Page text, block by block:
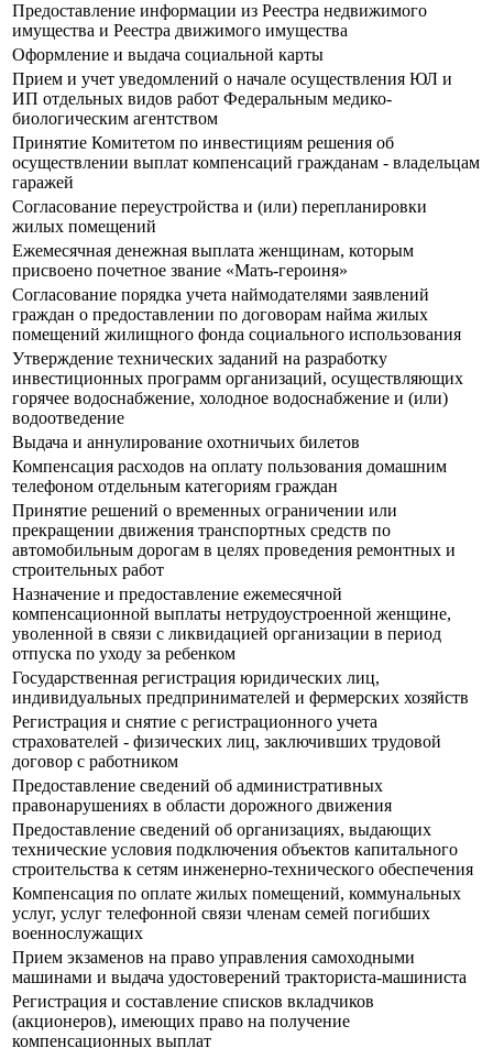
Предоставление информации из Реестра недвижимого
имущества и Реестра движимого имущества
Оформление и выдача социальной карты
Прием и учет уведомлений о начале осуществления ЮЛ и
ИП отдельных видов работ Федеральным медико-
биологическим агентством
Принятие Комитетом по инвестициям решения об
осуществлении выплат компенсаций гражданам - владельцам
гаражей
Согласование переустройства и (или) перепланировки
жилых помещений
Ежемесячная денежная выплата женщинам, которым
присвоено почетное звание «Мать-героиня»
Согласование порядка учета наймодателями заявлений
граждан о предоставлении по договорам найма жилых
помещений жилищного фонда социального использования
Утверждение технических заданий на разработку
инвестиционных программ организаций, осуществляющих
горячее водоснабжение, холодное водоснабжение и (или)
водоотведение
Выдача и аннулирование охотничьих билетов
Компенсация расходов на оплату пользования домашним
телефоном отдельным категориям граждан
Принятие решений о временных ограничении или
прекращении движения транспортных средств по
автомобильным дорогам в целях проведения ремонтных и
строительных работ
Назначение и предоставление ежемесячной
компенсационной выплаты нетрудоустроенной женщине,
уволенной в связи с ликвидацией организации в период
отпуска по уходу за ребенком
Государственная регистрация юридических лиц,
индивидуальных предпринимателей и фермерских хозяйств
Регистрация и снятие с регистрационного учета
страхователей - физических лиц, заключивших трудовой
договор с работником
Предоставление сведений об административных
правонарушениях в области дорожного движения
Предоставление сведений об организациях, выдающих
технические условия подключения объектов капитального
строительства к сетям инженерно-технического обеспечения
Компенсация по оплате жилых помещений, коммунальных
услуг, услуг телефонной связи членам семей погибших
военнослужащих
Прием экзаменов на право управления самоходными
машинами и выдача удостоверений тракториста-машиниста
Регистрация и составление списков вкладчиков
(акционеров), имеющих право на получение
компенсационных выплат